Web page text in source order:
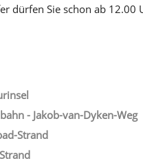
dürfen Sie schon ab
- Jakob-van-Dyken-Weg
Strand